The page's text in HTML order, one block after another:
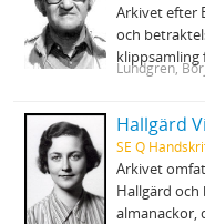
Arkivet efter
och
klippsamling
Lundgren,
Hallgärd
SE Q
Arkivet
Hallgärd
almanackor,